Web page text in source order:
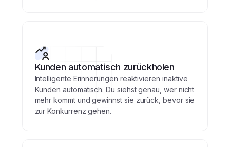
Kunden automatisch zurückholen
Intelligente Erinnerungen reaktivieren inaktive
Kunden automatisch. Du siehst genau, wer nicht
mehr kommt und gewinnst sie zurück, bevor sie
zur Konkurrenz gehen.